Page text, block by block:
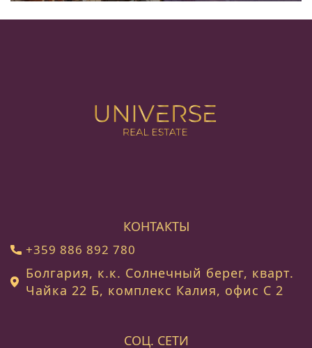
КОНТАКТЫ
+359 886 892 780
Болгария, к.к. Солнечный берег, кварт.
Чайка 22 Б, комплекс Калия, офис C 2
СОЦ. СЕТИ